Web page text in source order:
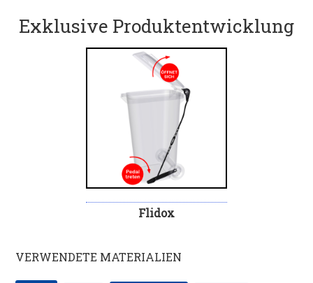
Exklusive Produktentwicklung
Flidox
VERWENDETE MATERIALIEN